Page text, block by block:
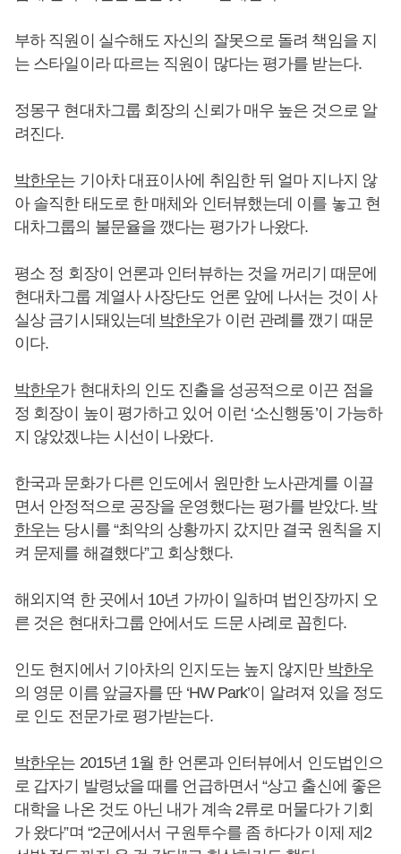
부하 직원이 실수해도 자신의 잘못으로 돌려 책임을 지
는 스타일이라 따르는 직원이 많다는 평가를 받는다.
정몽구 현대차그룹 회장의 신뢰가 매우 높은 것으로 알
려진다.
박한우는 기아차 대표이사에 취임한 뒤 얼마 지나지 않
아 솔직한 태도로 한 매체와 인터뷰했는데 이를 놓고 현
대차그룹의 불문율을 깼다는 평가가 나왔다.
평소 정 회장이 언론과 인터뷰하는 것을 꺼리기 때문에
현대차그룹 계열사 사장단도 언론 앞에 나서는 것이 사
실상 금기시돼있는데 박한우가 이런 관례를 깼기 때문
이다.
박한우가 현대차의 인도 진출을 성공적으로 이끈 점을
정 회장이 높이 평가하고 있어 이런 ‘소신행동’이 가능하
지 않았겠냐는 시선이 나왔다.
한국과 문화가 다른 인도에서 원만한 노사관계를 이끌
면서 안정적으로 공장을 운영했다는 평가를 받았다. 박
한우는 당시를 “최악의 상황까지 갔지만 결국 원칙을 지
켜 문제를 해결했다”고 회상했다.
해외지역 한 곳에서 10년 가까이 일하며 법인장까지 오
른 것은 현대차그룹 안에서도 드문 사례로 꼽힌다.
인도 현지에서 기아차의 인지도는 높지 않지만 박한우
의 영문 이름 앞글자를 딴 ‘HW Park’이 알려져 있을 정도
로 인도 전문가로 평가받는다.
박한우는 2015년 1월 한 언론과 인터뷰에서 인도법인으
로 갑자기 발령났을 때를 언급하면서 “상고 출신에 좋은
대학을 나온 것도 아닌 내가 계속 2류로 머물다가 기회
가 왔다”며 “2군에서서 구원투수를 좀 하다가 이제 제2